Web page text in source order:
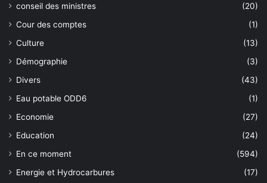
conseil des ministres
(20)
Cour des comptes
(1)
Culture
(13)
Démographie
(3)
Divers
(43)
Eau potable ODD6
(1)
Economie
(27)
Education
(24)
En ce moment
(594)
Energie et Hydrocarbures
(17)